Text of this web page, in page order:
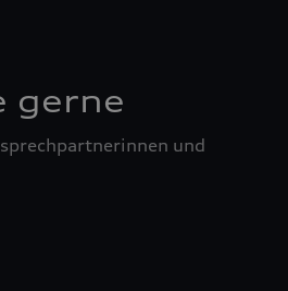
gerne
und